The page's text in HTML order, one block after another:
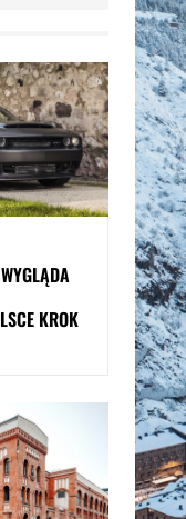
KROK